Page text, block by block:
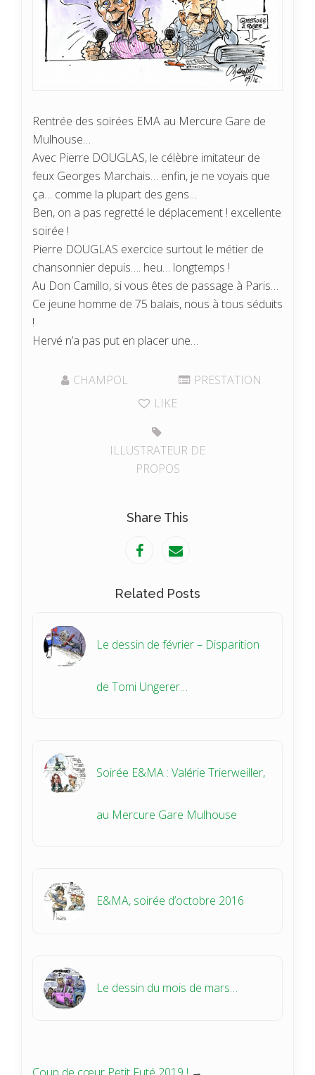
Rentrée des soirées EMA au Mercure Gare de
Mulhouse…
Avec Pierre DOUGLAS, le célèbre imitateur de
feux Georges Marchais… enfin, je ne voyais que
ça… comme la plupart des gens…
Ben, on a pas regretté le déplacement ! excellente
soirée !
Pierre DOUGLAS exercice surtout le métier de
chansonnier depuis…. heu… longtemps !
Au Don Camillo, si vous êtes de passage à Paris…
Ce jeune homme de 75 balais, nous à tous séduits
!
Hervé n’a pas put en placer une…
CHAMPOL
PRESTATION
LIKE
ILLUSTRATEUR DE
PROPOS
Share This
Related Posts
Le dessin de février – Disparition
de Tomi Ungerer…
Soirée E&MA : Valérie Trierweiller,
au Mercure Gare Mulhouse
E&MA, soirée d’octobre 2016
Le dessin du mois de mars…